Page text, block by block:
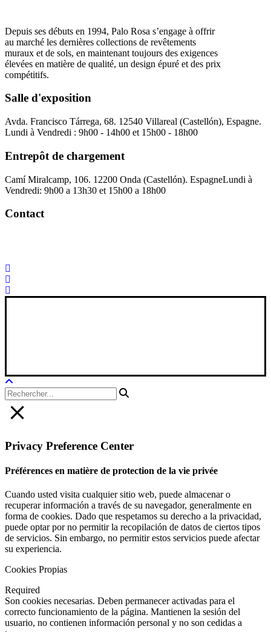
Depuis ses débuts en 1994, Palo Rosa s’engage à offrir
au marché les dernières collections de revêtements
muraux et de sols, en maintenant toujours des exigences
élevées en matière de qualité, un design épuré et des prix
compétitifs.
Salle d'exposition
Avda. Francisco Tárrega, 68. 12540 Villareal (Castellón), Espagne.
Lundi à Vendredi : 9h00 - 14h00 et 15h00 - 18h00
Entrepôt de chargement
Camí Miralcamp, 106. 12200 Onda (Castellón). EspagneLundi à
Vendredi: 9h00 a 13h30 et 15h00 a 18h00
Contact
Privacy Preference Center
Préférences en matière de protection de la vie privée
Cuando usted visita cualquier sitio web, puede almacenar o
recuperar información a través de su navegador, generalmente en
forma de cookies. Dado que respetamos su derecho a la privacidad,
puede optar por no permitir la recopilación de datos de ciertos tipos
de servicios. Sin embargo, no permitir estos servicios puede afectar
su experiencia.
Cookies Propias
Required
Son cookies necesarias. Deben permanecer activadas para el
correcto funcionamiento de la página. Mantienen la sesión del
usuario, no contienen información personal y no son cedidas a